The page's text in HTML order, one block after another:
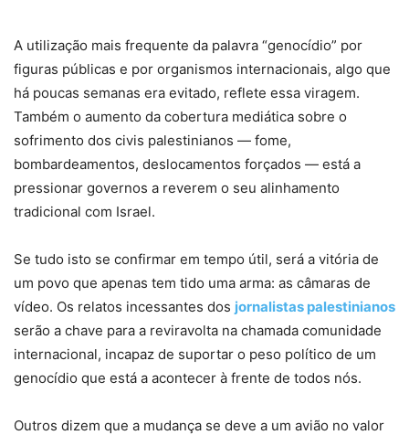
A utilização mais frequente da palavra “genocídio” por
figuras públicas e por organismos internacionais, algo que
há poucas semanas era evitado, reflete essa viragem.
Também o aumento da cobertura mediática sobre o
sofrimento dos civis palestinianos — fome,
bombardeamentos, deslocamentos forçados — está a
pressionar governos a reverem o seu alinhamento
tradicional com Israel.
Se tudo isto se confirmar em tempo útil, será a vitória de
um povo que apenas tem tido uma arma: as câmaras de
vídeo. Os relatos incessantes dos jornalistas palestinianos
serão a chave para a reviravolta na chamada comunidade
internacional, incapaz de suportar o peso político de um
genocídio que está a acontecer à frente de todos nós.
Outros dizem que a mudança se deve a um avião no valor